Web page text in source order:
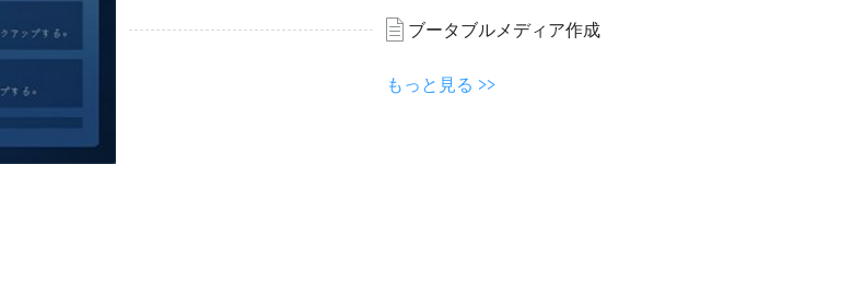
ブータブルメディア作成
もっと見る >>